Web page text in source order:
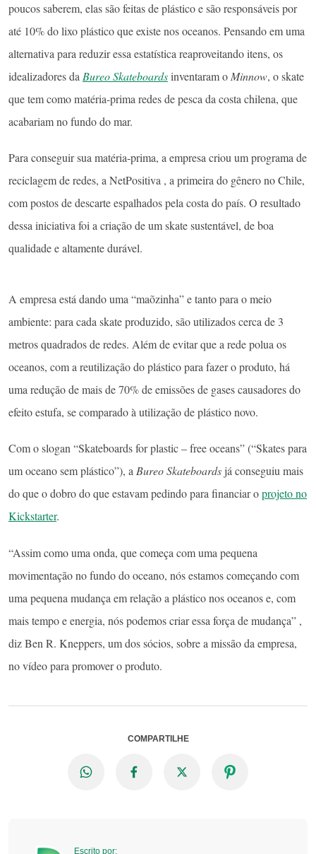
poucos saberem, elas são feitas de plástico e são responsáveis por
até 10% do lixo plástico que existe nos oceanos. Pensando em uma
alternativa para reduzir essa estatística reaproveitando itens, os
idealizadores da Bureo Skateboardsinventaram o Minnow, o skate
que tem como matéria-prima redes de pesca da costa chilena, que
acabariam no fundo do mar.
Para conseguir sua matéria-prima, a empresa criou um programa de
reciclagem de redes, a NetPositiva , a primeira do gênero no Chile,
com postos de descarte espalhados pela costa do país. O resultado
dessa iniciativa foi a criação de um skate sustentável, de boa
qualidade e altamente durável.
A empresa está dando uma “maõzinha” e tanto para o meio
ambiente: para cada skate produzido, são utilizados cerca de 3
metros quadrados de redes. Além de evitar que a rede polua os
oceanos, com a reutilização do plástico para fazer o produto, há
uma redução de mais de 70% de emissões de gases causadores do
efeito estufa, se comparado à utilização de plástico novo.
Com o slogan “Skateboards for plastic – free oceans” (“Skates para
um oceano sem plástico”), aBureo Skateboards já conseguiu mais
do que o dobro do que estavam pedindo para financiar oprojeto no
Kickstarter.
“Assim como uma onda, que começa com uma pequena
movimentação no fundo do oceano, nós estamos começando com
uma pequena mudança em relação a plástico nos oceanos e, com
mais tempo e energia, nós podemos criar essa força de mudança” ,
diz Ben R. Kneppers, um dos sócios, sobre a missão da empresa,
no vídeo para promover o produto.
COMPARTILHE
Escrito por: